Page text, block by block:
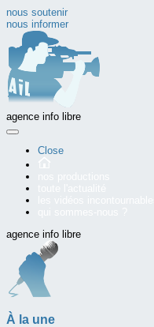
nous soutenir
nous informer
agence info libre
Close
agence info libre
À la une